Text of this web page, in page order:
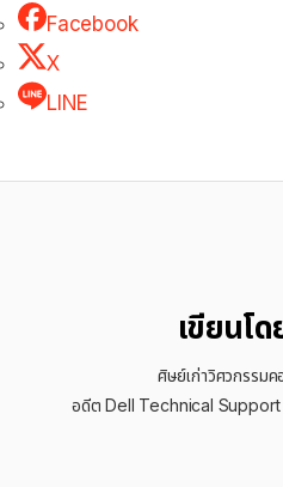
Facebook
X
LINE
เขียนโด
ศิษย์เก่าวิศวกรร
อดีต Dell Technical Support